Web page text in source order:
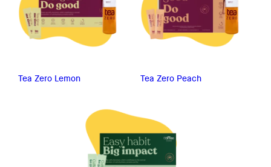
Tea Zero Lemon Tea Zero Peach